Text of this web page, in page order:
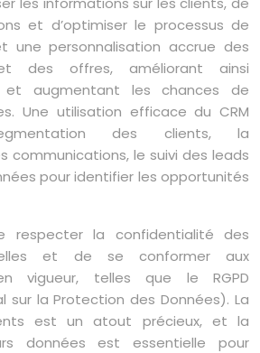
et d’optimiser le processus de
une personnalisation accrue des
des offres, améliorant ainsi
et augmentant les chances de
Une utilisation efficace du CRM
des clients, la
communications, le suivi des leads
pour identifier les opportunités
respecter la confidentialité des
et de se conformer aux
vigueur, telles que le RGPD
sur la Protection des Données). La
est un atout précieux, et la
données est essentielle pour